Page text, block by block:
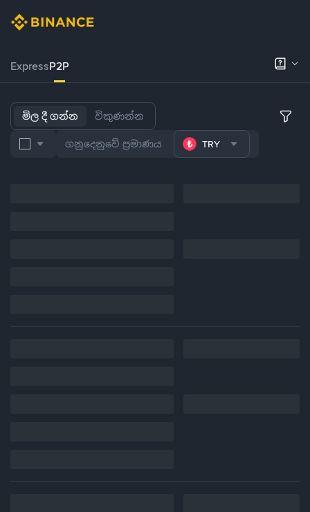
ExpressP2P
මිල දී ගන්න විකුණන්න
TRY